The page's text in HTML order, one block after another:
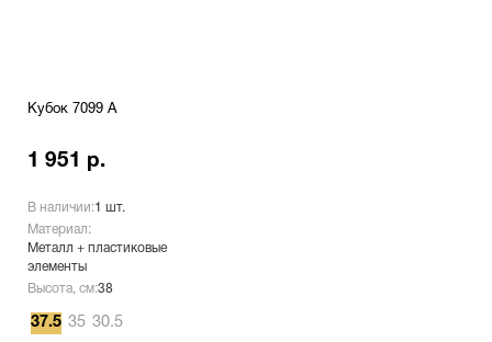
Кубок 7099 A
1 951 р.
В наличии:1 шт.
Материал:
Металл + пластиковые
элементы
Высота, см:38
37.5 35 30.5